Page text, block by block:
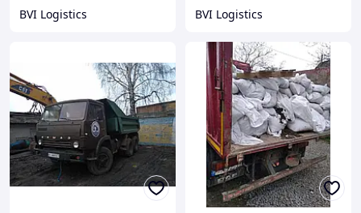
BVI Logistics BVI Logistics